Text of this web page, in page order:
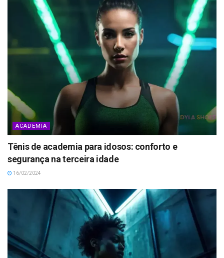
ACADEMIA
Tênis de academia para idosos: conforto e
segurança na terceira idade
16/02/2024